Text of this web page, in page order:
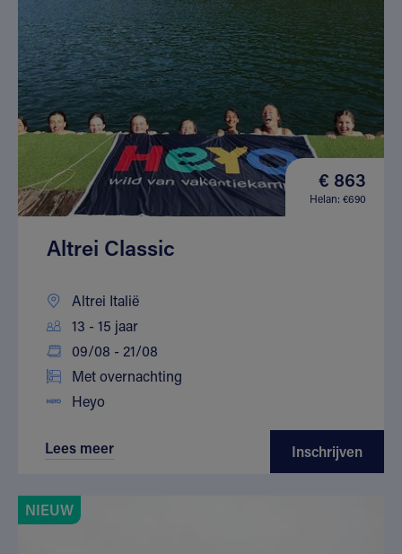
€ 863
Helan: €690
Altrei Classic
Altrei Italië
13 - 15 jaar
09/08 - 21/08
Met overnachting
Heyo
Lees meer Inschrijven
NIEUW